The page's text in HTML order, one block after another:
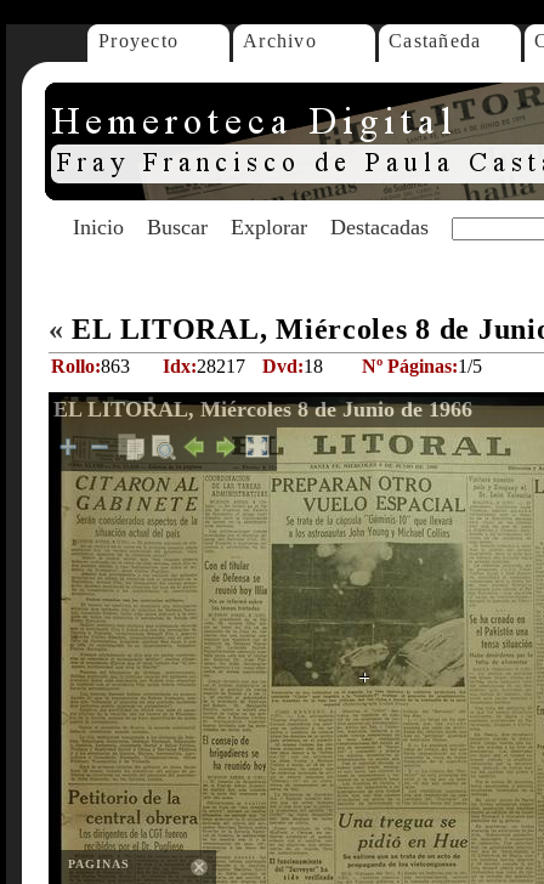
Proyecto Archivo Castañeda
Inicio Buscar Explorar Destacadas
« EL LITORAL, Miércoles 8 de
Rollo:863 Idx:28217 Dvd:18 Nº Páginas:1/5
EL LITORAL, Miércoles 8 de Junio de 1966
PAGINAS